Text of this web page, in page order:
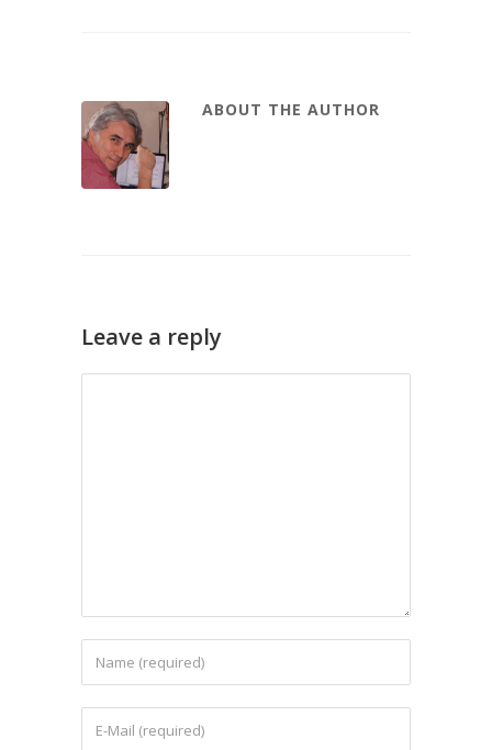
ABOUT THE AUTHOR
Leave a reply